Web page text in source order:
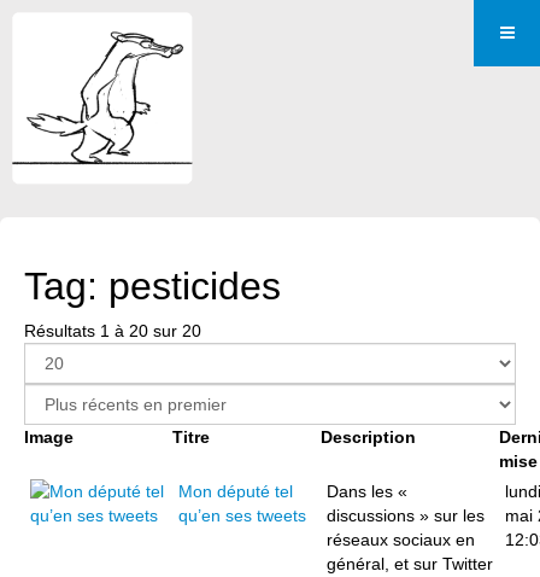
Tag: pesticides
Résultats 1 à 20 sur 20
Image Titre Description
Mon député tel
qu’en ses tweets
Dans les «
discussions » sur les
réseaux sociaux en
général, et sur Twitter
mai